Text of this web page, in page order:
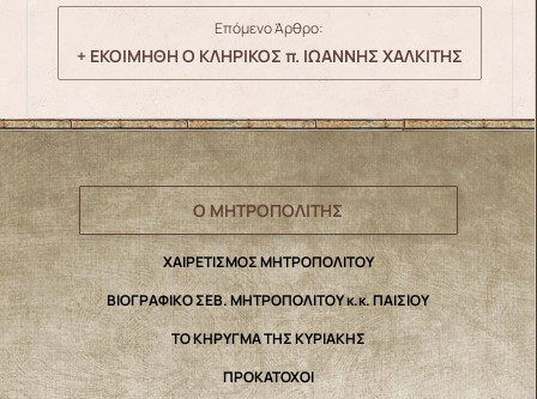
Επόμενο Άρθρο:
+ ΕΚΟΙΜΗΘΗ Ο ΚΛΗΡΙΚΟΣ π. ΙΩΑΝΝΗΣ ΧΑΛΚΙΤΗΣ
Ο ΜΗΤΡΟΠΟΛΙΤΗΣ
ΧΑΙΡΕΤΙΣΜΟΣ ΜΗΤΡΟΠΟΛΙΤΟΥ
ΒΙΟΓΡΑΦΙΚΟ ΣΕΒ. ΜΗΤΡΟΠΟΛΙΤΟΥ κ.κ. ΠΑΙΣΙΟΥ
ΤΟ ΚΗΡΥΓΜΑ ΤΗΣ ΚΥΡΙΑΚΗΣ
ΠΡΟΚΑΤΟΧΟΙ